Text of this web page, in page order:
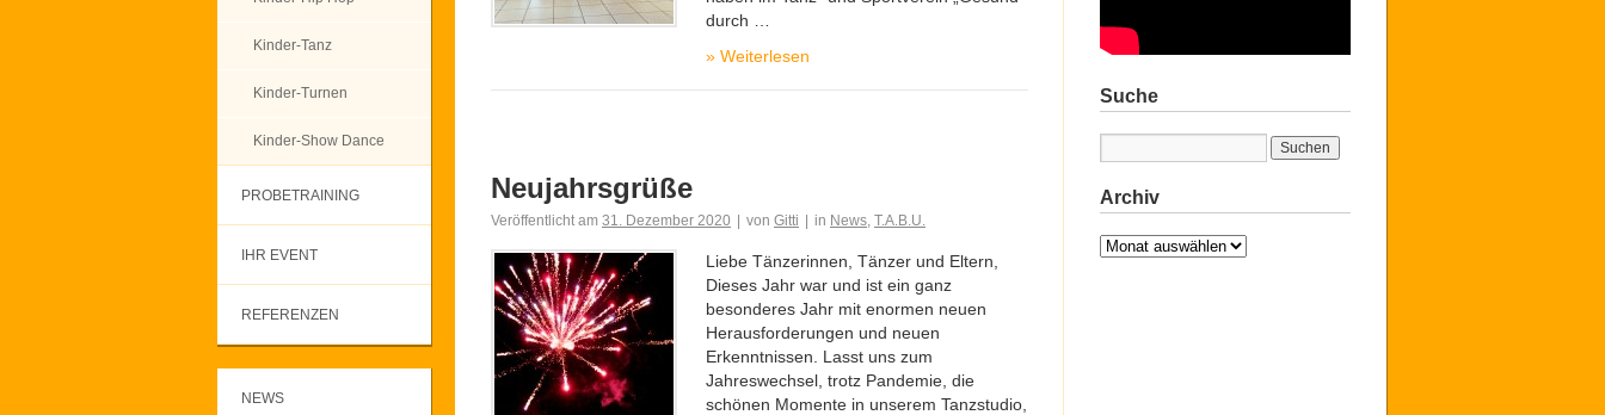
Kinder-Tanz
Kinder-Turnen
Kinder-Show Dance
PROBETRAINING
IHR EVENT
REFERENZEN
NEWS
durch …
» Weiterlesen
Neujahrsgrüße
Veröffentlicht am 31. Dezember 2020 von Gitti in News, T.A.B.U.
Liebe Tänzerinnen, Tänzer und Eltern,
Dieses Jahr war und ist ein ganz
besonderes Jahr mit enormen neuen
Herausforderungen und neuen
Erkenntnissen. Lasst uns zum
Jahreswechsel, trotz Pandemie, die
schönen Momente in unserem Tanzstudio,
Suche
Archiv